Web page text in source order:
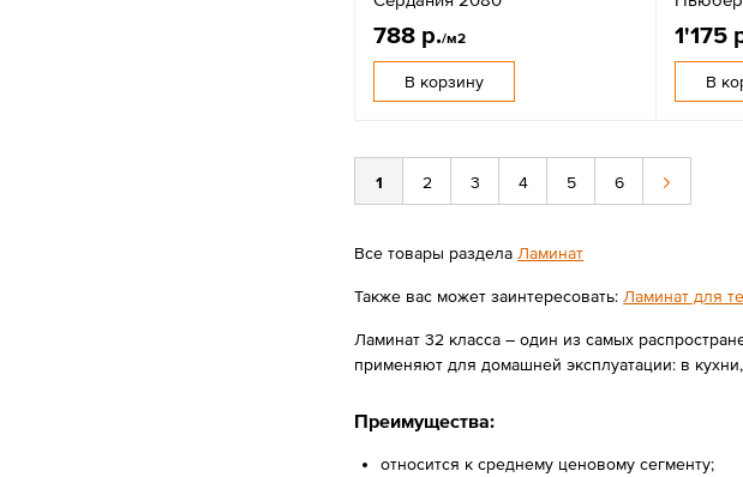
788 р./м2
В корзину
1'175
В
1 2 3 4 5 6
Все товары раздела Ламинат
Также вас может заинтересовать: Ламинат для
Ламинат 32 класса – один из самых
применяют для домашней эксплуатации: в
Преимущества:
относится к среднему ценовому сегменту;